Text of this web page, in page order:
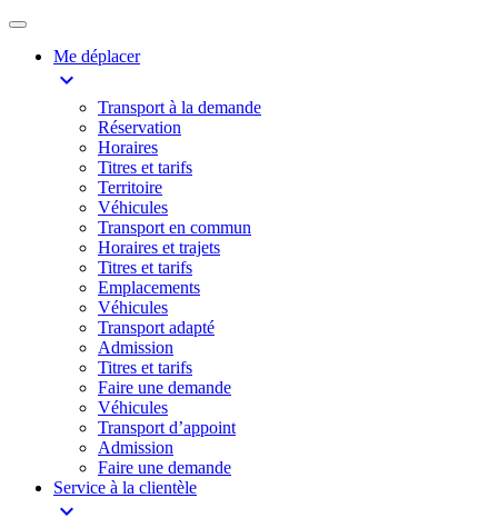
Me déplacer
expand_more
Transport à la demande
Réservation
Horaires
Titres et tarifs
Territoire
Véhicules
Transport en commun
Horaires et trajets
Titres et tarifs
Emplacements
Véhicules
Transport adapté
Admission
Titres et tarifs
Faire une demande
Véhicules
Transport d’appoint
Admission
Faire une demande
Service à la clientèle
expand_more